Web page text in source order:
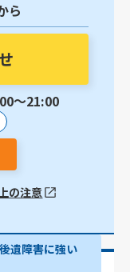
ら
〜21:00
の注意
遺障害に強い